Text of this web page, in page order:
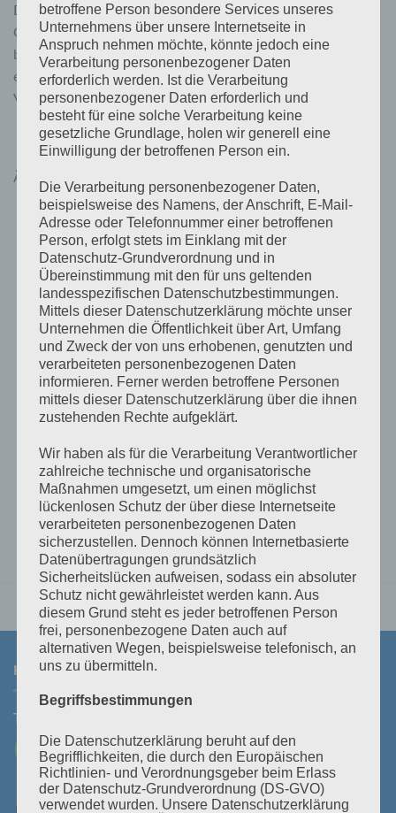
Dioden-Batterie-Kopplers lassen sich zwei oder mehr
Gleichstromquellen parallel schalten, um den
betriebsnotwendigen Verbraucher zu versorgen. Versagt
eine Quelle, wird die Versorgung des notwendigen
Verbrauchers nicht unterbrochen.
ÄHNLICHE PRODUKTE
DIODE BATTERY COMBINERS
BCD 402 2 batteries 40A
(combiner diode)
€39,01 inkl 20% Mwst
IN DEN WARENKORB
KONTAKT
Tel:
betroffene Person besondere Services unseres
Unternehmens über unsere Internetseite in
Anspruch nehmen möchte, könnte jedoch eine
Verarbeitung personenbezogener Daten
erforderlich werden. Ist die Verarbeitung
personenbezogener Daten erforderlich und
besteht für eine solche Verarbeitung keine
gesetzliche Grundlage, holen wir generell eine
Einwilligung der betroffenen Person ein.
Die Verarbeitung personenbezogener Daten,
beispielsweise des Namens, der Anschrift, E-Mail-
Adresse oder Telefonnummer einer betroffenen
Person, erfolgt stets im Einklang mit der
Datenschutz-Grundverordnung und in
Übereinstimmung mit den für uns geltenden
landesspezifischen Datenschutzbestimmungen.
Mittels dieser Datenschutzerklärung möchte unser
Unternehmen die Öffentlichkeit über Art, Umfang
und Zweck der von uns erhobenen, genutzten und
verarbeiteten personenbezogenen Daten
informieren. Ferner werden betroffene Personen
mittels dieser Datenschutzerklärung über die ihnen
zustehenden Rechte aufgeklärt.
Wir haben als für die Verarbeitung Verantwortlicher
zahlreiche technische und organisatorische
Maßnahmen umgesetzt, um einen möglichst
lückenlosen Schutz der über diese Internetseite
verarbeiteten personenbezogenen Daten
sicherzustellen. Dennoch können Internetbasierte
Datenübertragungen grundsätzlich
Sicherheitslücken aufweisen, sodass ein absoluter
Schutz nicht gewährleistet werden kann. Aus
diesem Grund steht es jeder betroffenen Person
frei, personenbezogene Daten auch auf
alternativen Wegen, beispielsweise telefonisch, an
uns zu übermitteln.
Begriffsbestimmungen
Die Datenschutzerklärung beruht auf den
Begrifflichkeiten, die durch den Europäischen
Richtlinien- und Verordnungsgeber beim Erlass
der Datenschutz-Grundverordnung (DS-GVO)
verwendet wurden. Unsere Datenschutzerklärung